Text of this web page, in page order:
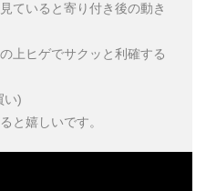
ていると寄り付き後の動き
上ヒゲでサクッと利確する
い)
と嬉しいです。